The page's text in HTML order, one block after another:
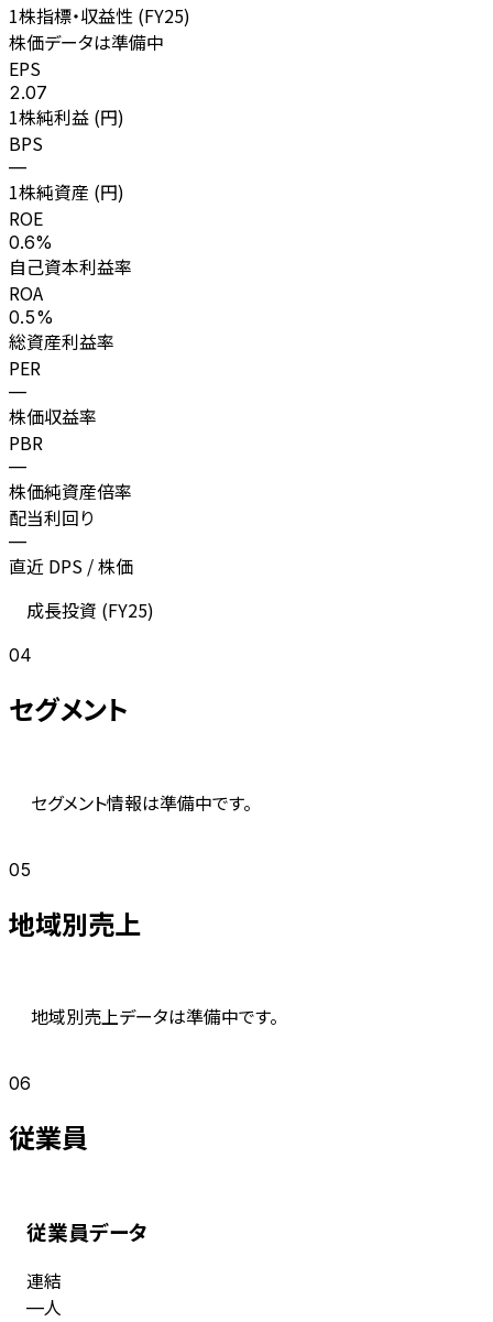
1株指標・収益性 (FY25)
株価データは準備中
EPS
2.07
1株純利益 (円)
BPS
—
1株純資産 (円)
ROE
0.6%
自己資本利益率
ROA
0.5%
総資産利益率
PER
—
株価収益率
PBR
—
株価純資産倍率
配当利回り
—
直近 DPS / 株価
成長投資 (FY25)
04
セグメント
セグメント情報は準備中です。
05
地域別売上
地域別売上データは準備中です。
06
従業員
従業員データ
連結
—人